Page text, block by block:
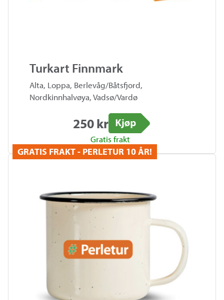
Turkart Finnmark
Alta, Loppa, Berlevåg/Båtsfjord,
Nordkinnhalvøya, Vadsø/Vardø
250 kr
Kjøp
Gratis frakt
GRATIS FRAKT - PERLETUR 10 ÅR!